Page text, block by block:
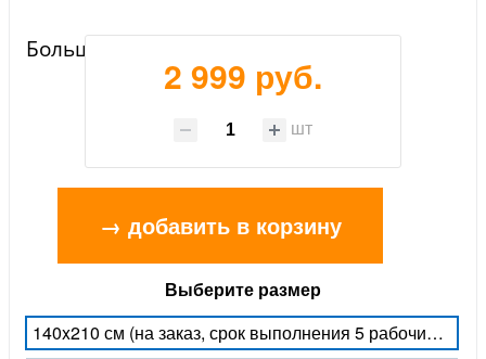
Большой флаг АПЛ К-480 «Ак Барс»
2 999 руб.
шт
→ добавить в корзину
Выберите размер
140x210 см (на заказ, срок выполнения 5 рабочих дней)